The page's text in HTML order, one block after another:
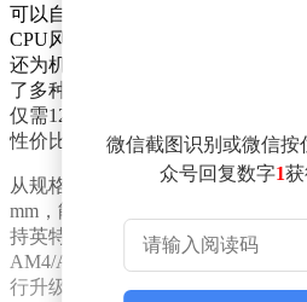
可以自行安装这块屏幕，实时查看
CPU风扇的转速信息。这种设计不
还为机箱内部增添了一丝科技感
了多种选择：黑武士无光版和
仅需129元；白色ARGB版则定价
性价比十分突出。
从规格来看，鲲鹏CL6N散热器的
mm，能够适配大多数中塔机箱。
持英特尔LGA 1366/115X/1200/
AM4/AM5平台，覆盖了当前主流
行升级或更换。
微信截图识别或微信按
众号回复数字1